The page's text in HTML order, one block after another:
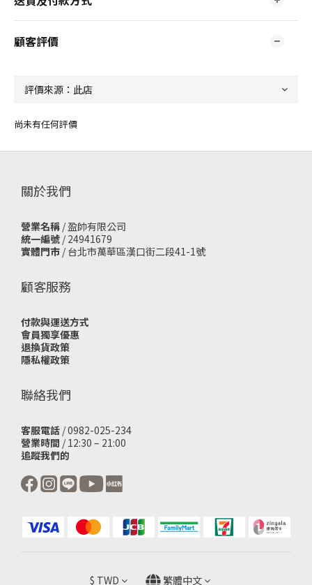
顧客評價
尚未有任何評價
關於我們
營業名稱 / 盈帥有限公司
統一編號 / 24941679
實體門市 / 台北市萬華區漢口街二段41-1號
顧客服務
付款與運送方式
會員獨享優惠
退換貨政策
隱私權政策
聯絡我們
客服電話 / 0982-025-234
營業時間 / 12:30 – 21:00
追蹤我們的
$ TWD 繁體中文